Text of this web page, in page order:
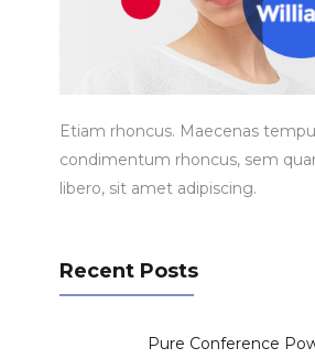
Etiam rhoncus. Maecenas
condimentum rhoncus, sem
libero, sit amet adipiscing.
Recent Posts
Pure Conference